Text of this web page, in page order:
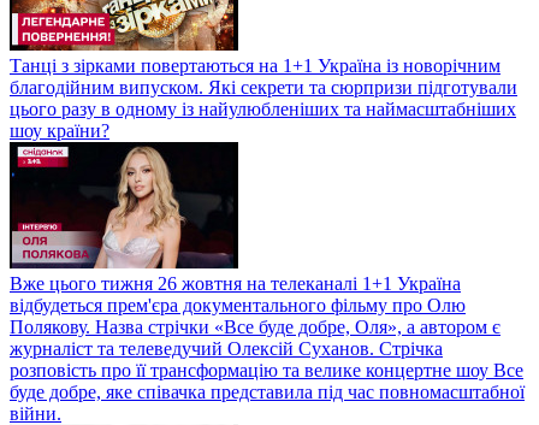
Танці з зірками повертаються на 1+1 Україна із новорічним
благодійним випуском. Які секрети та сюрпризи підготували
цього разу в одному із найулюбленіших та наймасштабніших
шоу країни?
Вже цього тижня 26 жовтня на телеканалі 1+1 Україна
відбудеться прем'єра документального фільму про Олю
Полякову. Назва стрічки «Все буде добре, Оля», а автором є
журналіст та телеведучий Олексій Суханов. Стрічка
розповість про її трансформацію та велике концертне шоу Все
буде добре, яке співачка представила під час повномасштабної
війни.